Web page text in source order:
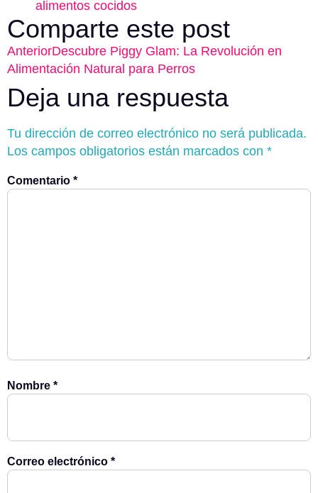
alimentos cocidos
Comparte este post
AnteriorDescubre Piggy Glam: La Revolución en
Alimentación Natural para Perros
Deja una respuesta
Tu dirección de correo electrónico no será publicada.
Los campos obligatorios están marcados con *
Comentario *
Nombre *
Correo electrónico *